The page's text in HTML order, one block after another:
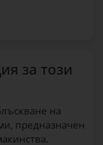
за този
на
предназначен